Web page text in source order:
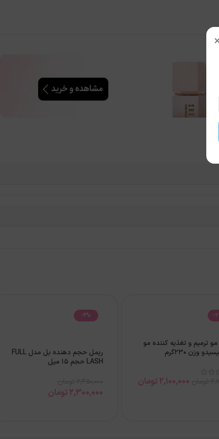
-
ترمیم و تغذیه کننده مو
وزن 230گرم
2,100,000 تومان
-6%
ريمل حجم دهنده بل مدل FULL
LASH حجم 15 ميل
2,300,000تومان